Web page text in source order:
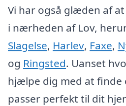
Vi har også glæden af
i nærheden af Lov,
Slagelse, Harlev, Faxe,
og Ringsted. Uanset
hjælpe dig med at finde
passer perfekt til dit